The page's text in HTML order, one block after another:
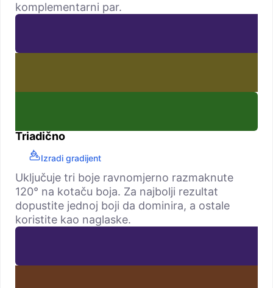
komplementarni par.
Triadično
Izradi gradijent
Uključuje tri boje ravnomjerno razmaknute
120° na kotaču boja. Za najbolji rezultat
dopustite jednoj boji da dominira, a ostale
koristite kao naglaske.